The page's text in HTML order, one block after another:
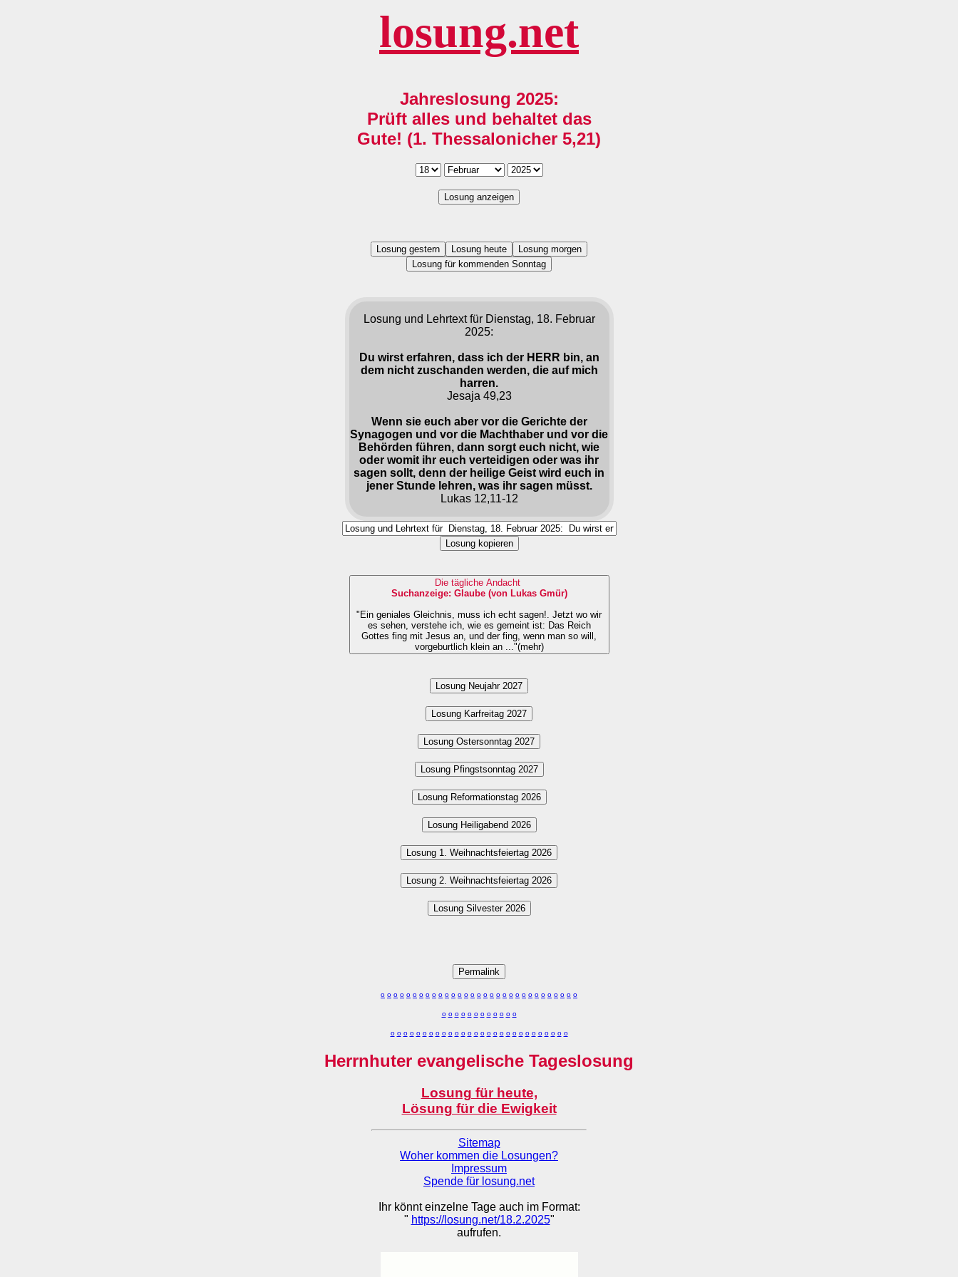
losung.net
Jahreslosung 2025:
Prüft alles und behaltet das
Gute! (1. Thessalonicher 5,21)
Losung anzeigen
Losung gestern Losung heute
Losung morgen
Losung für kommenden Sonntag
Losung und Lehrtext für Dienstag, 18. Februar
2025:
Du wirst erfahren, dass ich der HERR bin, an
dem nicht zuschanden werden, die auf mich
harren.
Jesaja 49,23
Wenn sie euch aber vor die Gerichte der
Synagogen und vor die Machthaber und vor die
Behörden führen, dann sorgt euch nicht, wie
oder womit ihr euch verteidigen oder was ihr
sagen sollt, denn der heilige Geist wird euch in
jener Stunde lehren, was ihr sagen müsst.
Lukas 12,11-12
Losung kopieren
Die tägliche Andacht
Suchanzeige: Glaube (von Lukas Gmür)
"Ein geniales Gleichnis, muss ich echt sagen!. Jetzt wo wir
es sehen, verstehe ich, wie es gemeint ist: Das Reich
Gottes fing mit Jesus an, und der fing, wenn man so will,
vorgeburtlich klein an ..."(mehr)
Losung Neujahr 2027
Losung Karfreitag 2027
Losung Ostersonntag 2027
Losung Pfingstsonntag 2027
Losung Reformationstag 2026
Losung Heiligabend 2026
Losung 1. Weihnachtsfeiertag 2026
Losung 2. Weihnachtsfeiertag 2026
Losung Silvester 2026
Permalink
o o o o o o o o o o o o o o o o o o o o o o o o o o o o o o o
o o o o o o o o o o o o
o o o o o o o o o o o o o o o o o o o o o o o o o o o o
Herrnhuter evangelische Tageslosung
Losung für heute,
Lösung für die Ewigkeit
Sitemap
Woher kommen die Losungen?
Impressum
Spende für losung.net
Ihr könnt einzelne Tage auch im Format:
" https://losung.net/18.2.2025"
aufrufen.